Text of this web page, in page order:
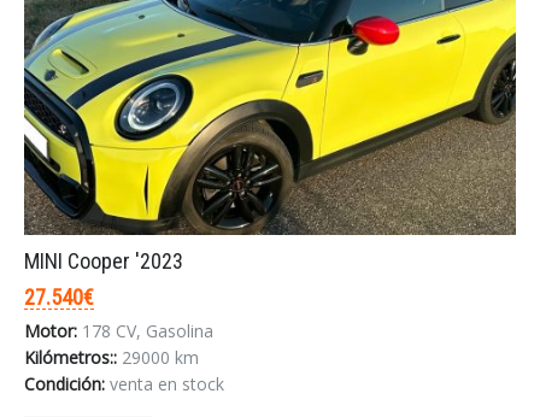
MINI Cooper '2023
27.540€
Motor: 178 CV, Gasolina
Kilómetros:: 29000 km
Condición: venta en stock